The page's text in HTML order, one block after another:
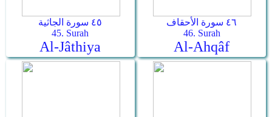
٤٥ سورة الجاثية
45. Surah
Al-Jâthiya
٤٦ سورة الأحقاف
46. Surah
Al-Ahqâf